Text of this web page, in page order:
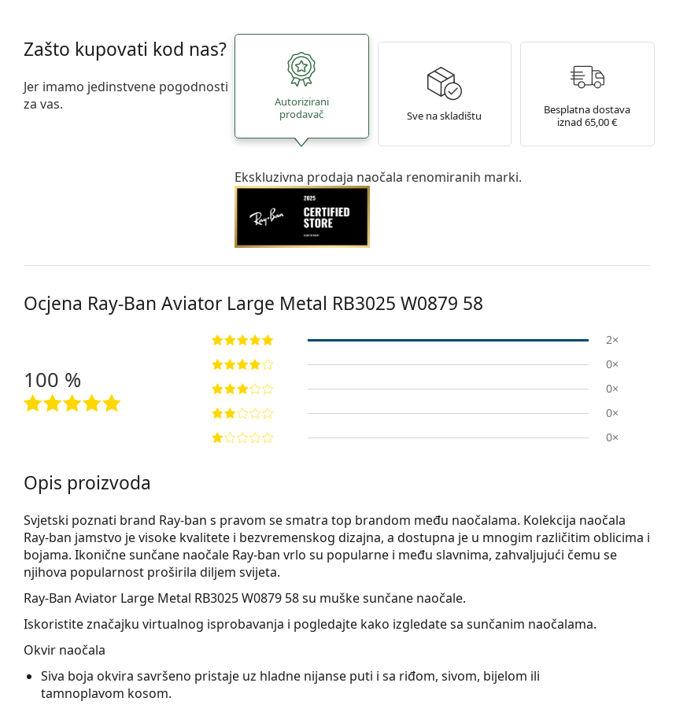
Zašto kupovati kod nas?
Jer imamo jedinstvene pogodnosti
za vas.
Autorizirani
prodavač
Sve na skladištu
Besplatna dostava
iznad 65,00 €
Ekskluzivna prodaja naočala renomiranih marki.
Ocjena Ray-Ban Aviator Large Metal RB3025 W0879 58
100 %
2×
0×
0×
0×
0×
Opis proizvoda
Svjetski poznati brand Ray-ban s pravom se smatra top brandom među naočalama. Kolekcija naočala
Ray-ban jamstvo je visoke kvalitete i bezvremenskog dizajna, a dostupna je u mnogim različitim oblicima i
bojama. Ikonične sunčane naočale Ray-ban vrlo su popularne i među slavnima, zahvaljujući čemu se
njihova popularnost proširila diljem svijeta.
Ray-Ban Aviator Large Metal RB3025 W0879 58su muške sunčane naočale.
Iskoristite značajku virtualnog isprobavanja i pogledajte kako izgledate sa sunčanim naočalama.
Okvir naočala
Siva boja okvira savršeno pristaje uz hladne nijanse puti i sa riđom, sivom, bijelom ili
tamnoplavom kosom.